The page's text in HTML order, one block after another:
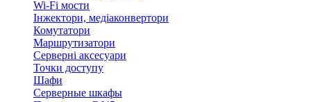
Wi-Fi мости
Інжектори, медіаконвертори
Комутатори
Маршрутизатори
Серверні аксесуари
Точки доступу
Шафи
Серверные шкафы